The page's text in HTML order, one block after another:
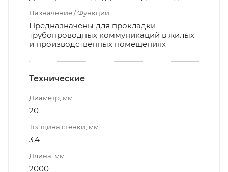
Назначение / Функции
Предназначены для прокладки
трубопроводных коммуникаций в жилых
и производственных помещениях
Технические
Диаметр, мм
20
Толщина стенки, мм
3.4
Длина, мм
2000